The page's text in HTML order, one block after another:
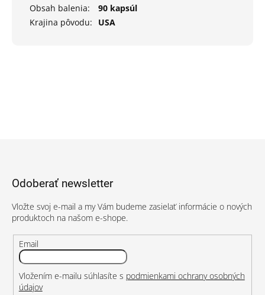
Obsah balenia:
90 kapsúl
Krajina pôvodu: USA
Odoberať newsletter
Vložte svoj e-mail a my Vám budeme zasielať informácie o nových
produktoch na našom e-shope.
Email
Vložením e-mailu súhlasíte s podmienkami ochrany osobných
údajov